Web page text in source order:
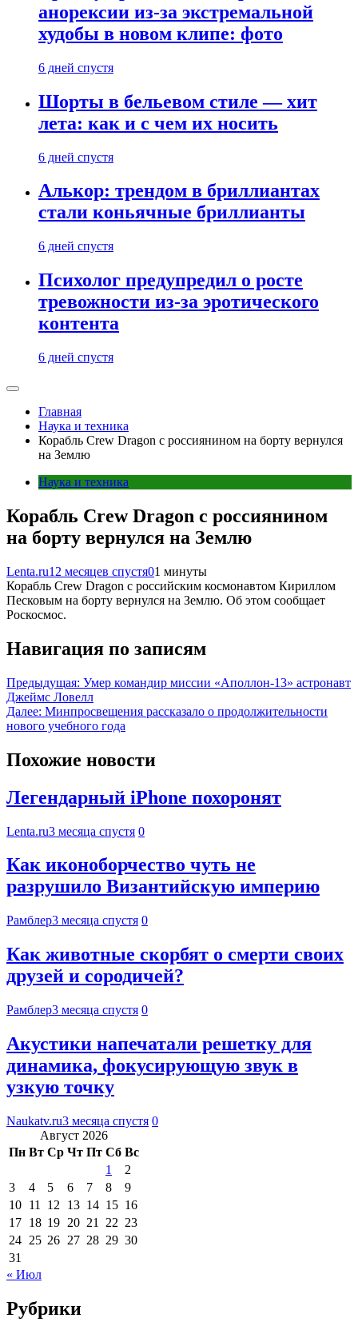
анорексии из-за экстремальной
худобы в новом клипе: фото
6 дней спустя
Шорты в бельевом стиле — хит
лета: как и с чем их носить
6 дней спустя
Алькор: трендом в бриллиантах
стали коньячные бриллианты
6 дней спустя
Психолог предупредил о росте
тревожности из-за эротического
контента
6 дней спустя
Главная
Наука и техника
Корабль Crew Dragon с россиянином на борту вернулся
на Землю
Наука и техника
Корабль Crew Dragon с россиянином
на борту вернулся на Землю
Lenta.ru12 месяцев спустя01 минуты
Корабль Crew Dragon с российским космонавтом Кириллом
Песковым на борту вернулся на Землю. Об этом сообщает
Роскосмос.
Навигация по записям
Предыдущая: Умер командир миссии «Аполлон-13» астронавт
Джеймс Ловелл
Далее: Минпросвещения рассказало о продолжительности
нового учебного года
Похожие новости
Легендарный iPhone похоронят
Lenta.ru3 месяца спустя 0
Как иконоборчество чуть не
разрушило Византийскую империю
Рамблер3 месяца спустя 0
Как животные скорбят о смерти своих
друзей и сородичей?
Рамблер3 месяца спустя 0
Акустики напечатали решетку для
динамика, фокусирующую звук в
узкую точку
Naukatv.ru3 месяца спустя 0
Август 2026
Пн Вт Ср Чт Пт Сб Вс
1
2
3
4 5 6 7 8
9
10 11 12 13 14 15 16
17 18 19 20 21 22 23
24 25 26 27 28 29 30
31
« Июл
Рубрики